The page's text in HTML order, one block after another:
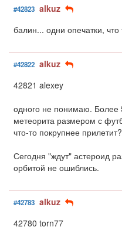
#42823 alkuz
балин... одни опечатки,
#42822 alkuz
42821 alexey
одного не понимаю. Более
метеорита размером с
что-то покрупнее прилетит?
Сегодня "ждут" астероид
орбитой не ошиблись.
#42783 alkuz
42780 torn77